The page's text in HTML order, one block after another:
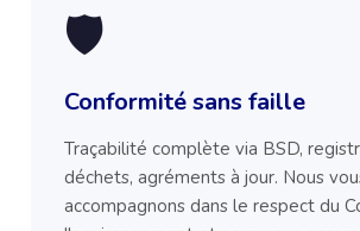
🛡️
Conformité sans faille
Traçabilité complète via BSD,
déchets, agréments à jour. Nous
accompagnons dans le respect du